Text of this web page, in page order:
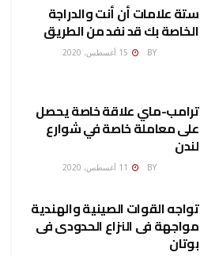
ستة علامات أن أنت والدراجة
الخاصة بك قد نفد من الطريق
BY
ترامب-ماي علاقة خاصة يحصل
على معاملة خاصة في شوارع
لندن
BY
تواجه القوات الصينية والهندية
مواجهة فى النزاع الحدودى فى
بوتان